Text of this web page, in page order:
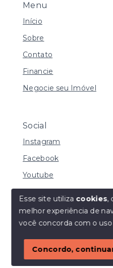
Olá! Estamos
Menu
Início
Sobre
Contato
Financie
Negocie seu Imóvel
Social
Instagram
Facebook
Youtube
© Copyright 2026 - I
IMOBILIÁRIA | CRECI
SITE PARA IMOBILIARIA
Esse site utiliza cookies,
melhor experiência de
você concorda com o
Concordo,